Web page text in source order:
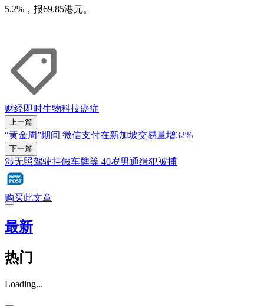
5.2%，报69.85港元。
财经即时生物科技癌症
上一篇
“黄金周”期间 微信支付在新加坡交易量增32%
下一篇
涉无照驾驶挂假车牌等 40岁男通缉犯被捕
购买此文章
最新
热门
Loading...